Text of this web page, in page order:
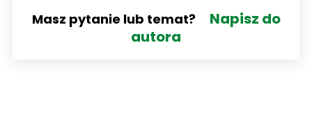
Masz pytanie lub temat?
Napisz do
autora